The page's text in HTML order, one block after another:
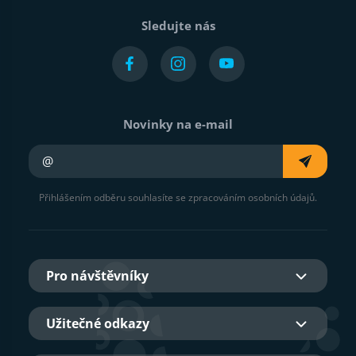
Sledujte nás
Novinky na e-mail
Přihlášením odběru souhlasíte se zpracováním osobních údajů.
Pro návštěvníky
Užitečné odkazy